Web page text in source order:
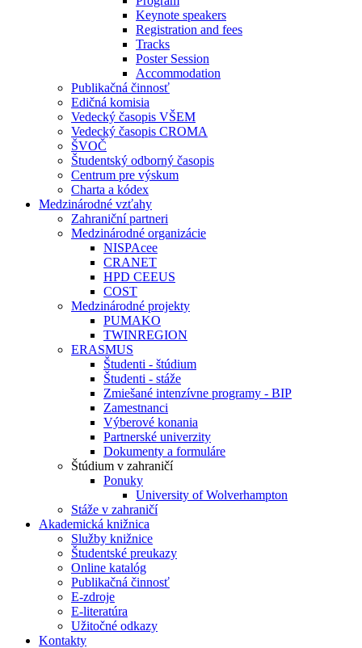
Keynote speakers
Registration and fees
Tracks
Poster Session
Accommodation
Publikačná činnosť
Edičná komisia
Vedecký časopis VŠEM
Vedecký časopis CROMA
ŠVOČ
Študentský odborný časopis
Centrum pre výskum
Charta a kódex
Medzinárodné vzťahy
Zahraniční partneri
Medzinárodné organizácie
NISPAcee
CRANET
HPD CEEUS
COST
Medzinárodné projekty
PUMAKO
TWINREGION
ERASMUS
Študenti - štúdium
Študenti - stáže
Zmiešané intenzívne programy - BIP
Zamestnanci
Výberové konania
Partnerské univerzity
Dokumenty a formuláre
Štúdium v zahraničí
Ponuky
University of Wolverhampton
Stáže v zahraničí
Akademická knižnica
Služby knižnice
Študentské preukazy
Online katalóg
Publikačná činnosť
E-zdroje
E-literatúra
Užitočné odkazy
Kontakty